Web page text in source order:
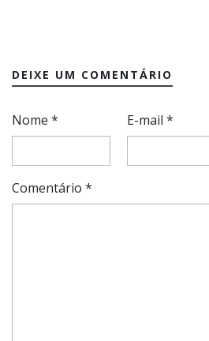
DEIXE UM COMENTÁRIO
Nome * E-mail*
Comentário *